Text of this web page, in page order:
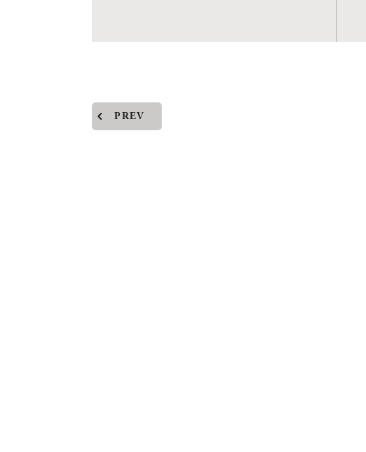
PREV